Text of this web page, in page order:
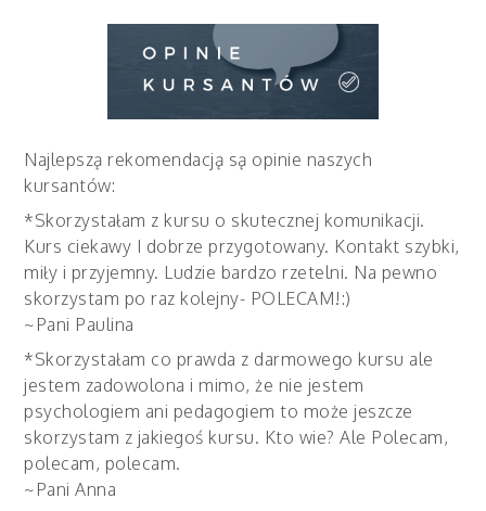
Najlepszą rekomendacją są opinie naszych
kursantów:
*Skorzystałam z kursu o skutecznej komunikacji.
Kurs ciekawy I dobrze przygotowany. Kontakt szybki,
miły i przyjemny. Ludzie bardzo rzetelni. Na pewno
skorzystam po raz kolejny- POLECAM!:)
~Pani Paulina
*Skorzystałam co prawda z darmowego kursu ale
jestem zadowolona i mimo, że nie jestem
psychologiem ani pedagogiem to może jeszcze
skorzystam z jakiegoś kursu. Kto wie? Ale Polecam,
polecam, polecam.
~Pani Anna